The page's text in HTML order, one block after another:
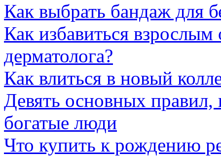
Как выбрать бандаж для
Как избавиться
дерматолога?
Как влиться в новый
Девять основных
богатые люди
Что купить к рождению